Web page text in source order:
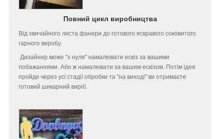
Повний цикл виробництва
Від звичайного листа фанери до готового яскравого соковитого
гарного виробу.
Дизайнер може "з нуля" намалювати ескіз за вашими
побажаннями. Або ж намалювати за вашим ескізом. Потім ідея
пройде через усі стадії обробки та "на виході" ви отримаєте
готовий шикарний виріб.